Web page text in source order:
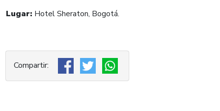
Lugar: Hotel Sheraton, Bogotá.